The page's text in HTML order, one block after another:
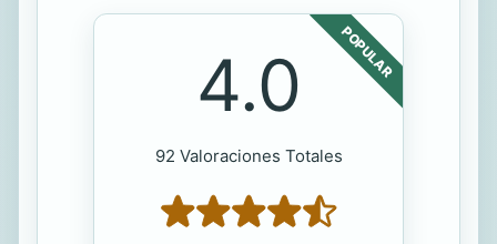
POPULAR
4.0
92 Valoraciones Totales